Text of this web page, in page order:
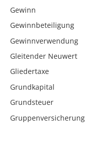
Gewinn
Gewinnbeteiligung
Gewinnverwendung
Gleitender Neuwert
Gliedertaxe
Grundkapital
Grundsteuer
Gruppenversicherung